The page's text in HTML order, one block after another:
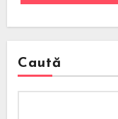
Caută